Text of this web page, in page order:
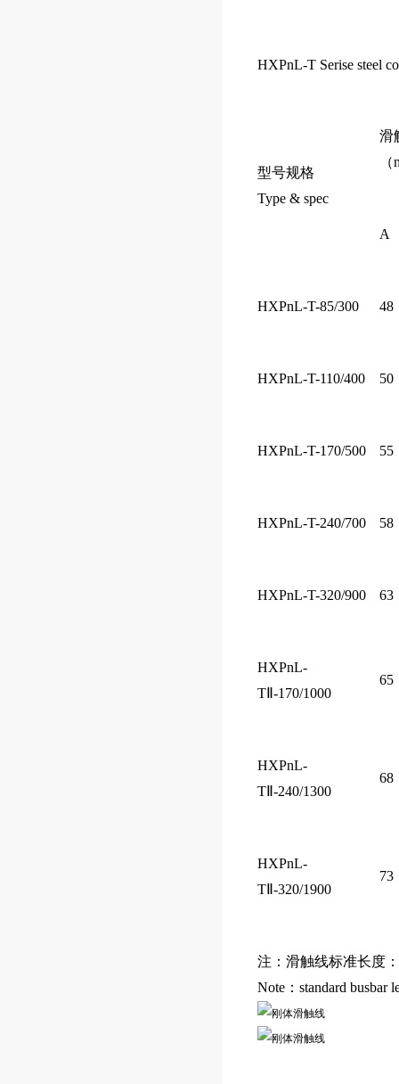
HXPnL-T Serise steel
型号规格
Type & spec
滑
A
HXPnL-T-85/300 48
HXPnL-T-110/400 50
HXPnL-T-170/500 55
HXPnL-T-240/700 58
HXPnL-T-320/900 63
HXPnL-
TⅡ-170/1000
65
HXPnL-
TⅡ-240/1300
68
HXPnL-
TⅡ-320/1900
73
注：滑触线标准长度
Note：standard busbar